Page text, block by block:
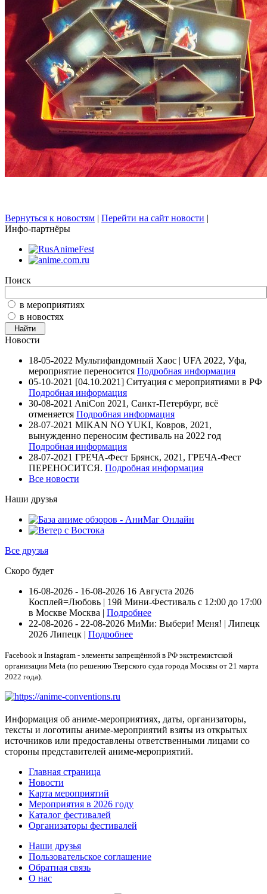
Вернуться к новостям | Перейти на сайт новости |
Инфо-партнёры
Поиск
в мероприятиях
в новостях
Новости
18-05-2022 Мультифандомный Хаос | UFA 2022, Уфа,
мероприятие переносится Подробная информация
05-10-2021 [04.10.2021] Ситуация с мероприятиями в РФ
Подробная информация
30-08-2021 AniCon 2021, Санкт-Петербург, всё
отменяется Подробная информация
28-07-2021 MIKAN NO YUKI, Ковров, 2021,
вынужденно переносим фестиваль на 2022 год
Подробная информация
28-07-2021 ГРЕЧА-Фест Брянск, 2021, ГРЕЧА-Фест
ПЕРЕНОСИТСЯ. Подробная информация
Все новости
Наши друзья
Все друзья
Скоро будет
16-08-2026 - 16-08-2026 16 Августа 2026
Косплей=Любовь | 19й Мини-Фестиваль с 12:00 до 17:00
в Москве Москва | Подробнее
22-08-2026 - 22-08-2026 МиМи: Выбери! Меня! | Липецк
2026 Липецк | Подробнее
Facebook и Instagram - элементы запрещённой в РФ экстремистской
организации Meta (по решению Тверского суда города Москвы от 21 марта
2022 года).
Информация об аниме-мероприятиях, даты, организаторы,
тексты и логотипы аниме-мероприятий взяты из открытых
источников или предоставлены ответственными лицами со
стороны представителей аниме-мероприятий.
Главная страница
Новости
Карта мероприятий
Мероприятия в 2026 году
Каталог фестивалей
Организаторы фестивалей
Наши друзья
Пользовательское соглашение
Обратная связь
О нас